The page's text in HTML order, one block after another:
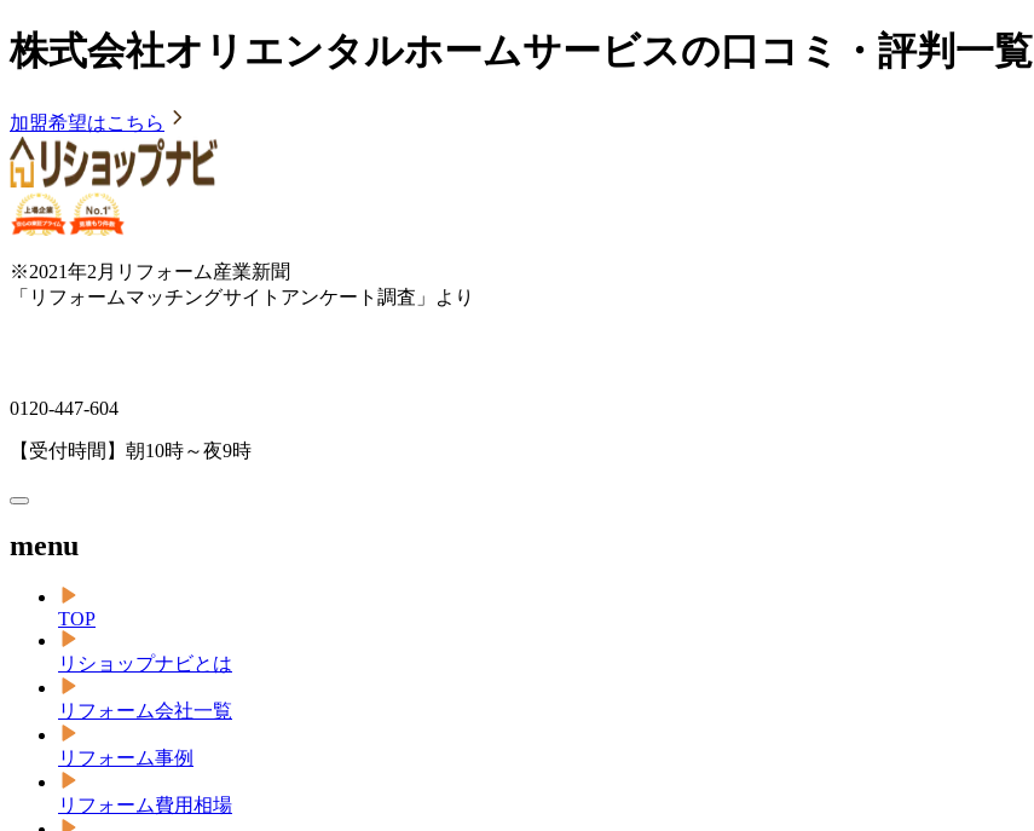
株式会社オリエンタルホームサービスの口コミ・評判一覧
加盟希望はこちら
※2021年2月リフォーム産業新聞
「リフォームマッチングサイトアンケート調査」より
0120-447-604
【受付時間】朝10時～夜9時
menu
TOP
リショップナビとは
リフォーム会社一覧
リフォーム事例
リフォーム費用相場